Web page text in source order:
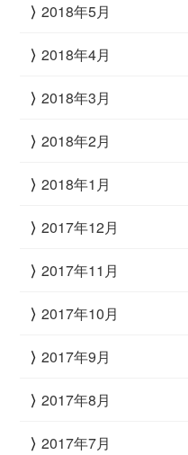
2018年5月
2018年4月
2018年3月
2018年2月
2018年1月
2017年12月
2017年11月
2017年10月
2017年9月
2017年8月
2017年7月